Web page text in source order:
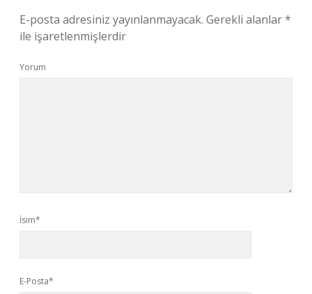
E-posta adresiniz yayınlanmayacak. Gerekli alanlar*
ile işaretlenmişlerdir
Yorum
İsim*
E-Posta*